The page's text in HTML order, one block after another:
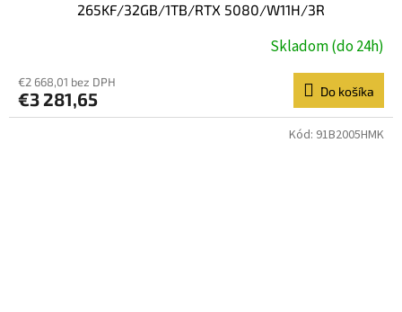
265KF/32GB/1TB/RTX 5080/W11H/3R
Skladom (do 24h)
€2 668,01 bez DPH
€3 281,65 Do košíka
Kód: 91B2005HMK